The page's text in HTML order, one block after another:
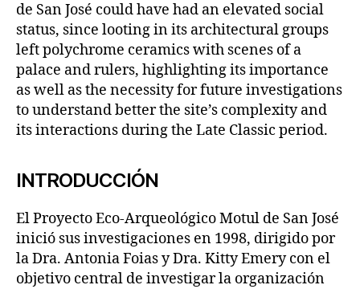
de San José could have had an elevated social
status, since looting in its architectural groups
left polychrome ceramics with scenes of a
palace and rulers, highlighting its importance
as well as the necessity for future investigations
to understand better the site’s complexity and
its interactions during the Late Classic period.
INTRODUCCIÓN
El Proyecto Eco-Arqueológico Motul de San José
inició sus investigaciones en 1998, dirigido por
la Dra. Antonia Foias y Dra. Kitty Emery con el
objetivo central de investigar la organización